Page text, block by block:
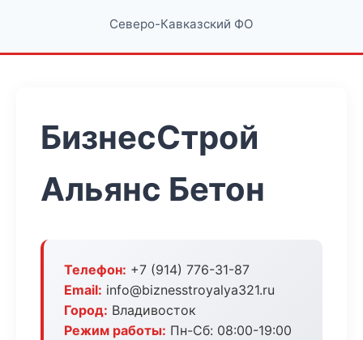
Северо-Кавказский ФО
БизнесСтрой
Альянс Бетон
Телефон: +7 (914) 776-31-87
Email: info@biznesstroyalya321.ru
Город: Владивосток
Режим работы: Пн-Сб: 08:00-19:00